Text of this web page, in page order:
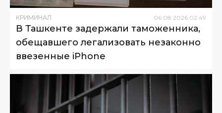
КРИМИНАЛ 06 08 2026 02:49
В Ташкенте задержали таможенника,
обещавшего легализовать незаконно
ввезенные iPhone